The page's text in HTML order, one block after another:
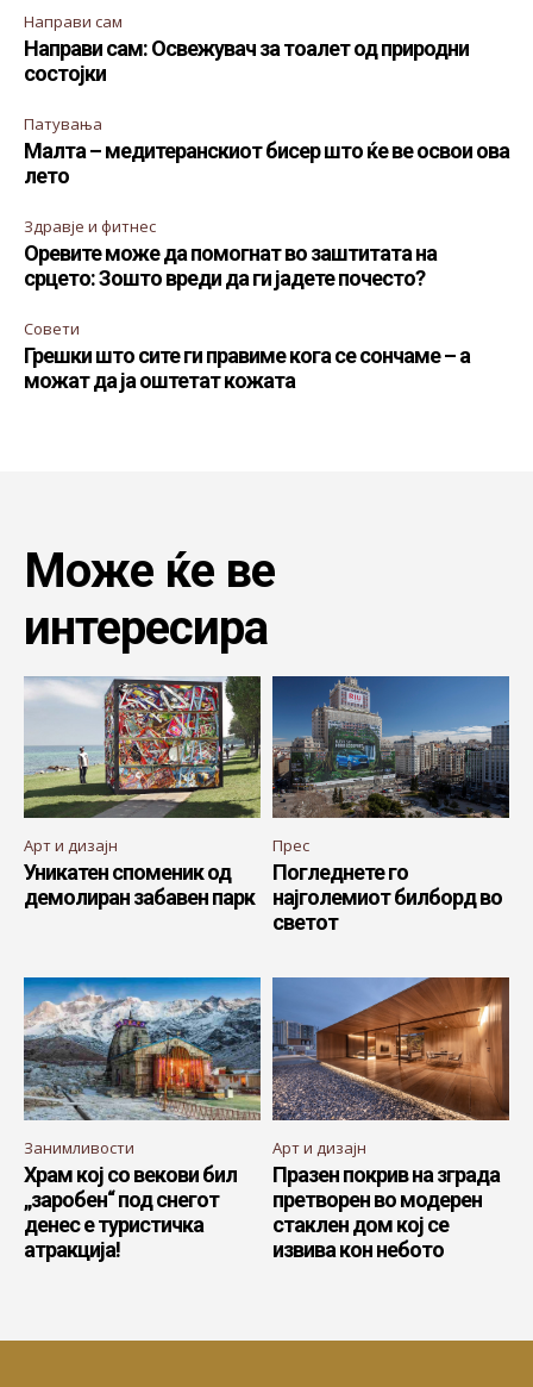
Направи сам
Направи сам: Освежувач за тоалет од природни
состојки
Патувања
Малта – медитеранскиот бисер што ќе ве освои ова
лето
Здравје и фитнес
Оревите може да помогнат во заштитата на
срцето: Зошто вреди да ги јадете почесто?
Совети
Грешки што сите ги правиме кога се сончаме – а
можат да ја оштетат кожата
Може ќе ве
интересира
Арт и дизајн
Уникатен споменик од
демолиран забавен парк
Прес
Погледнете го
најголемиот билборд во
светот
Занимливости
Храм кој со векови бил
„заробен“ под снегот
денес е туристичка
атракција!
Арт и дизајн
Празен покрив на зграда
претворен во модерен
стаклен дом кој се
извива кон небото